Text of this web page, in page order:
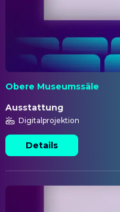
Obere Museumssäle
Ausstattung
Digitalprojektion
Details